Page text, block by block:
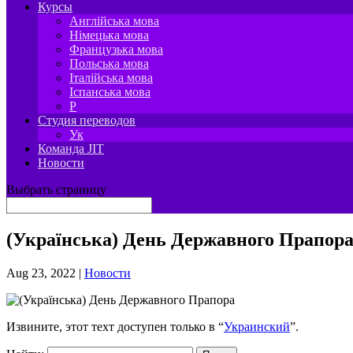
Курсы
Англійська мова
Німецька мова
Французька мова
Польська мова
Італійська мова
Іспанська мова
P
Студия переводов
Ук
Команда JIT
Новости
Выбрать страницу
(Українська) День Державного Прапора
Aug 23, 2022 | Новости
Извините, этот техт доступен только в “Украинский”.